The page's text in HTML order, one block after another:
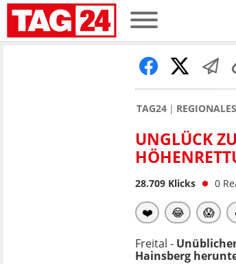
TAG24 REGIONALES
UNGLÜCK
28.709 Klicks 0
❤️ 😂 😱
Freital -
Hainsberg